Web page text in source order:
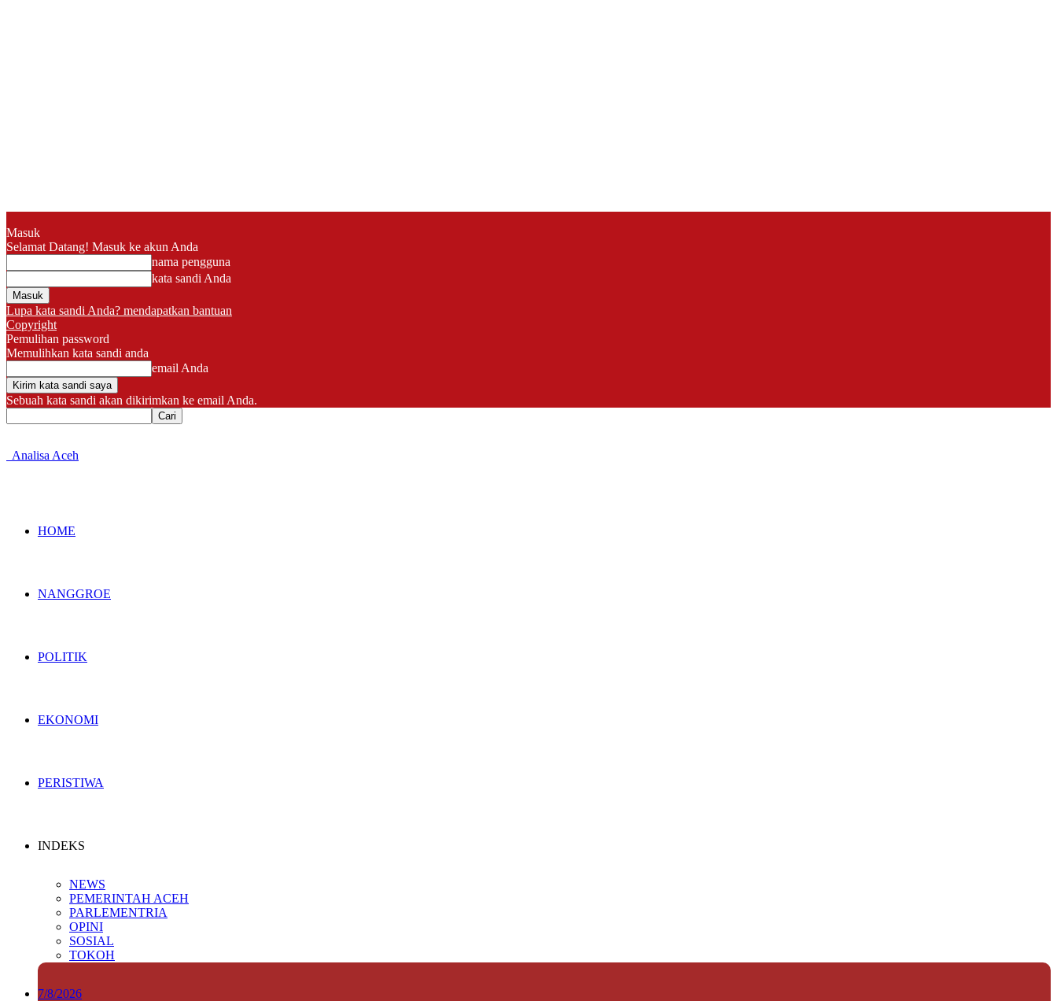
Masuk
Selamat Datang! Masuk ke akun Anda
nama pengguna
kata sandi Anda
Lupa kata sandi Anda? mendapatkan bantuan
Copyright
Pemulihan password
Memulihkan kata sandi anda
email Anda
Sebuah kata sandi akan dikirimkan ke email Anda.
Analisa Aceh
HOME
NANGGROE
POLITIK
EKONOMI
PERISTIWA
INDEKS
NEWS
PEMERINTAH ACEH
PARLEMENTRIA
OPINI
SOSIAL
TOKOH
7/8/2026